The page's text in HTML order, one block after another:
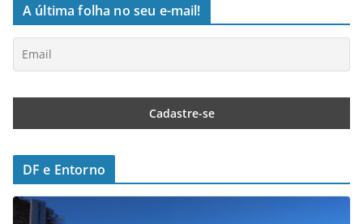
A última folha no seu e-mail!
DF e Entorno